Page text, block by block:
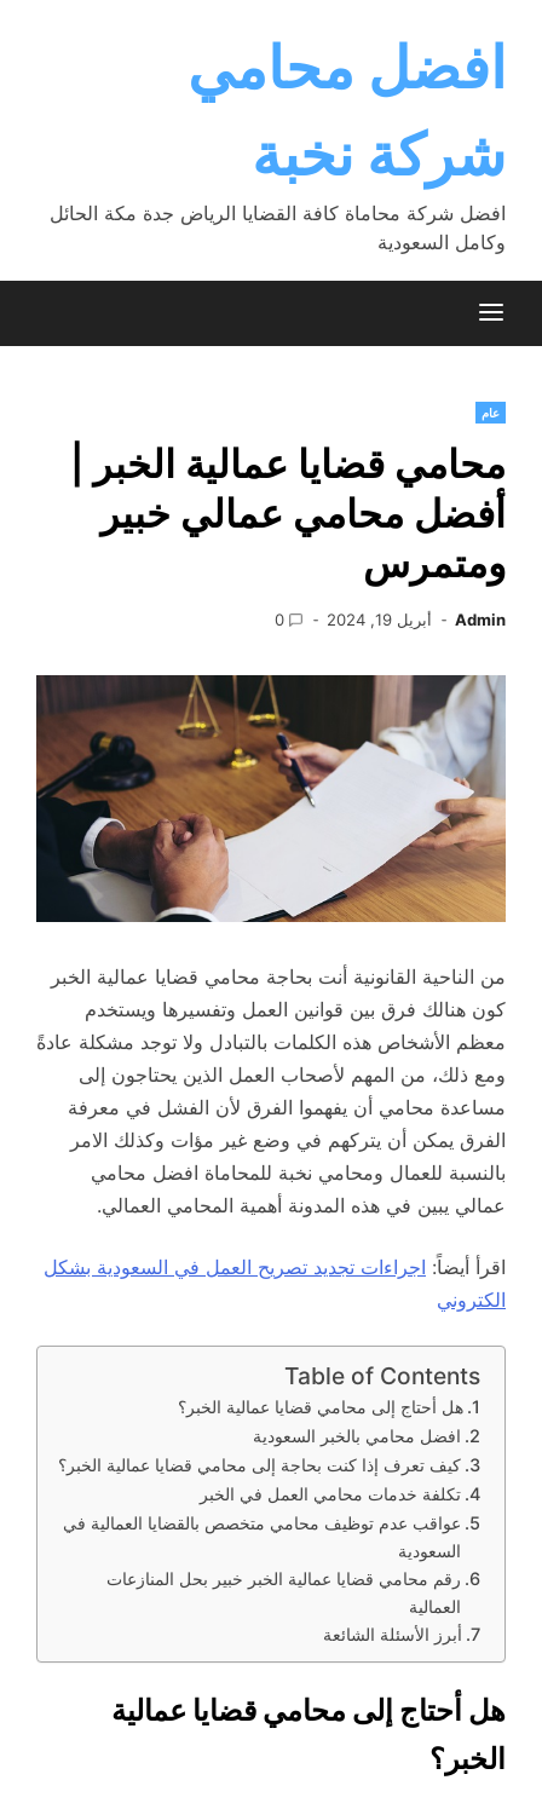
contentافضل محامي
شركة نخبة
افضل شركة محاماة كافة القضايا الرياض جدة مكة الحائل
وكامل السعودية
عام
محامي قضايا عمالية الخبر |
أفضل محامي عمالي خبير
ومتمرس
Admin أبريل 19, 2024 0
من الناحية القانونية أنت بحاجة محامي قضايا عمالية الخبر
كون هنالك فرق بين قوانين العمل وتفسيرها ويستخدم
معظم الأشخاص هذه الكلمات بالتبادل ولا توجد مشكلة عادةً
ومع ذلك، من المهم لأصحاب العمل الذين يحتاجون إلى
مساعدة محامي أن يفهموا الفرق لأن الفشل في معرفة
الفرق يمكن أن يتركهم في وضع غير مؤات وكذلك الامر
بالنسبة للعمال ومحامي نخبة للمحاماة افضل محامي
عمالي يبين في هذه المدونة أهمية المحامي العمالي.
اقرأ أيضاً: اجراءات تجديد تصريح العمل في السعودية بشكل
الكتروني
Table of Contents
هل أحتاج إلى محامي قضايا عمالية الخبر؟
افضل محامي بالخبر السعودية
كيف تعرف إذا كنت بحاجة إلى محامي قضايا عمالية الخبر؟
تكلفة خدمات محامي العمل في الخبر
عواقب عدم توظيف محامي متخصص بالقضايا العمالية في
السعودية
رقم محامي قضايا عمالية الخبر خبير بحل المنازعات
العمالية
أبرز الأسئلة الشائعة
هل أحتاج إلى محامي قضايا عمالية
الخبر؟